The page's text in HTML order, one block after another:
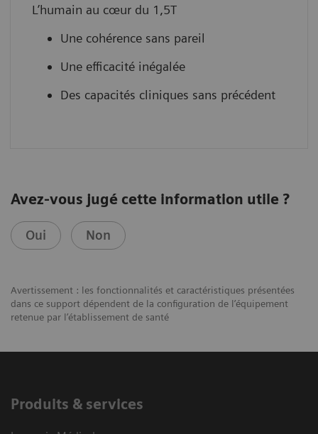
L’humain au cœur du 1,5T
Une cohérence sans pareil
Une efficacité inégalée
Des capacités cliniques sans précédent
Avez-vous jugé cette information utile ?
Oui Non
Avertissement : les fonctionnalités et caractéristiques présentées
dans ce support dépendent de la configuration de l’équipement
retenue par l’établissement de santé
Produits & services